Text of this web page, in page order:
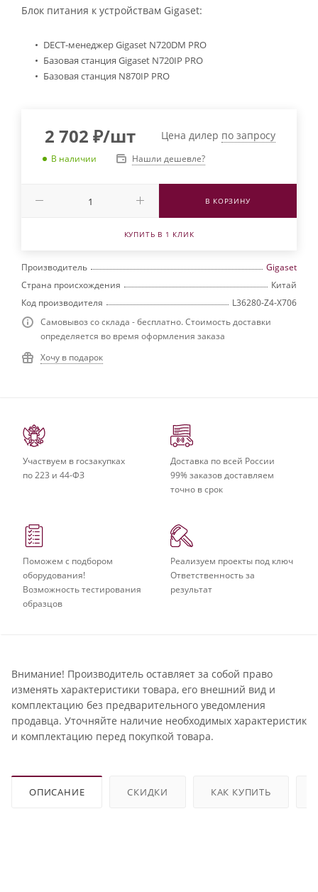
Блок питания к устройствам Gigaset:
DECT-менеджер Gigaset N720DM PRO
Базовая станция Gigaset N720IP PRO
Базовая станция N870IP PRO
2 702 ₽/шт Цена дилер по запросу
В наличии Нашли дешевле?
В КОРЗИНУ
КУПИТЬ В 1 КЛИК
Производитель
Gigaset
Страна происхождения
Китай
Код производителя
L36280-Z4-X706
Самовывоз со склада - бесплатно. Стоимость доставки
определяется во время оформления заказа
Хочу в подарок
Участвуем в госзакупках
по 223 и 44-ФЗ
Доставка по всей России
99% заказов доставляем
точно в срок
Поможем с подбором
оборудования!
Возможность тестирования
образцов
Реализуем проекты под ключ
Ответственность за
результат
Внимание! Производитель оставляет за собой право
изменять характеристики товара, его внешний вид и
комплектацию без предварительного уведомления
продавца. Уточняйте наличие необходимых характеристик
и комплектацию перед покупкой товара.
ОПИСАНИЕ СКИДКИ КАК КУПИТЬ